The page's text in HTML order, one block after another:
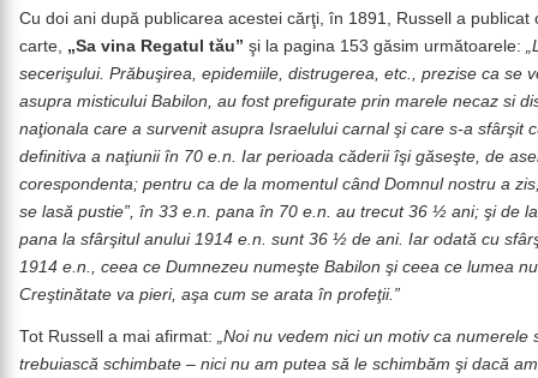
Cu doi ani după publicarea acestei cărţi, în 1891, Russell a publicat
carte, „Sa vina Regatul tău” şi la pagina 153 găsim următoarele:
secerişului. Prăbuşirea, epidemiile, distrugerea, etc., prezise ca se
asupra misticului Babilon, au fost prefigurate prin marele necaz si
naţionala care a survenit asupra Israelului carnal şi care s-a sfârşit
definitiva a naţiunii în 70 e.n. Iar perioada căderii îşi găseşte, de
corespondenta; pentru ca de la momentul când Domnul nostru a
se lasă pustie”, în 33 e.n. pana în 70 e.n. au trecut 36 ½ ani; şi de
pana la sfârşitul anului 1914 e.n. sunt 36 ½ de ani. Iar odată cu
1914 e.n., ceea ce Dumnezeu numeşte Babilon şi ceea ce lumea
Creştinătate va pieri, aşa cum se arata în profeţii.”
Tot Russell a mai afirmat:
„Noi nu vedem nici un motiv ca numerele
trebuiască schimbate – nici nu am putea să le schimbăm şi dacă